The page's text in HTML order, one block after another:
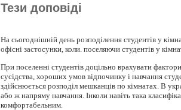
Тези доповіді
На сьогоднішній день розподілення студентів у
офісні застосунки, коли. поселяючи студентів у
При поселенні студентів доцільно врахувати
сусідства, хороших умов відпочинку і навчання
здійснюється розподіл мешканців по кімнатах. В
або ж напряму навчання. Інколи навіть така
комфортабельним.